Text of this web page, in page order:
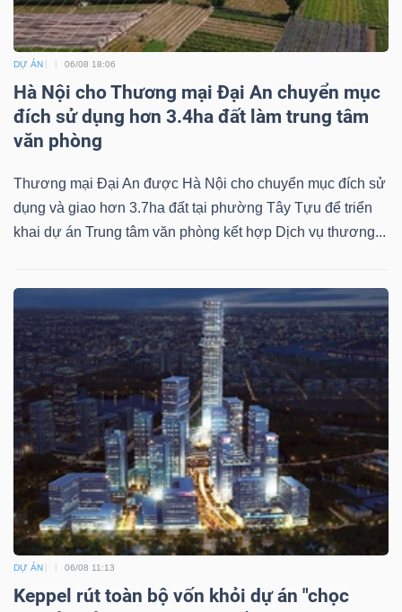
DỰ ÁN 06/08 18:06
Hà Nội cho Thương mại Đại An chuyển mục
đích sử dụng hơn 3.4ha đất làm trung tâm
văn phòng
Thương mại Đại An được Hà Nội cho chuyển mục đích sử
dụng và giao hơn 3.7ha đất tại phường Tây Tựu để triển
khai dự án Trung tâm văn phòng kết hợp Dịch vụ thương...
DỰ ÁN 06/08 11:13
Keppel rút toàn bộ vốn khỏi dự án "chọc
ÍCH
BẤT
ĐỘNG
SẢN
Mã
Tất cả Cổ phiếu Chỉ số Chứng chỉ quỹ
Lãnh
đạo
(-)
Tất cả Người nội bộ Người liên quan Cổ đông lớn
Tin
tức